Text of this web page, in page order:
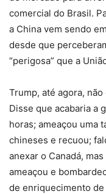
comercial do Brasil.
a China vem sendo
desde que
“perigosa” que a
Trump, até agora,
Disse que acabaria a
horas; ameaçou uma
chineses e recuou;
anexar o Canadá,
ameaçou e
de enriquecimento